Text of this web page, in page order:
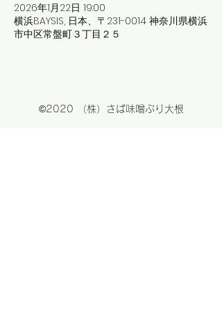
2026年1月22日 19:00
横浜BAYSIS, 日本、〒231-0014 神奈川県横浜
市中区常盤町３丁目２５
©2020 （株）さば味噌ぶり大根